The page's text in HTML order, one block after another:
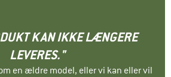
KAN IKKE LÆNGERE
LEVERES."
en ældre model, eller vi kan eller vil